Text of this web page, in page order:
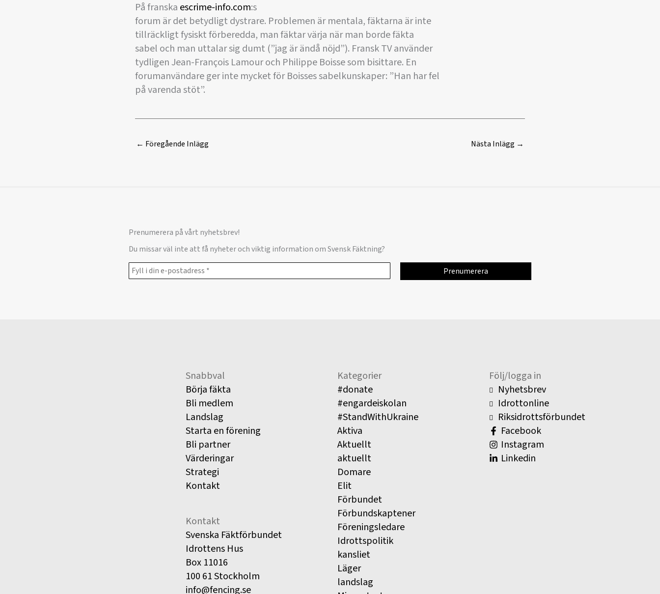
På franska escrime-info.com:s
forum är det betydligt dystrare. Problemen är mentala, fäktarna är inte
tillräckligt fysiskt förberedda, man fäktar värja när man borde fäkta
sabel och man uttalar sig dumt (”jag är ändå nöjd”). Fransk TV använder
tydligen Jean-François Lamour och Philippe Boisse som bisittare. En
forumanvändare ger inte mycket för Boisses sabelkunskaper: ”Han har fel
på varenda stöt”.
← Föregående Inlägg Nästa Inlägg →
Prenumerera på vårt nyhetsbrev!
Du missar väl inte att få nyheter och viktig information om Svensk Fäktning?
Snabbval
Börja fäkta
Bli medlem
Landslag
Starta en förening
Bli partner
Värderingar
Strategi
Kontakt
Kontakt
Svenska Fäktförbundet
Idrottens Hus
Box 11016
100 61 Stockholm
info@fencing.se
Kategorier
#donate
#engardeiskolan
#StandWithUkraine
Aktiva
Aktuellt
aktuellt
Domare
Elit
Förbundet
Förbundskaptener
Föreningsledare
Idrottspolitik
kansliet
Läger
landslag
Följ/logga in
Nyhetsbrev
Idrottonline
Riksidrottsförbundet
Facebook
Instagram
Linkedin